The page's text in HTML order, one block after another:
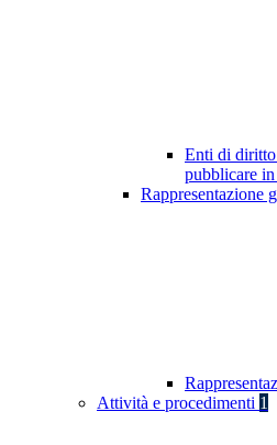
Enti di
pubblicare
Rappresentazione
Attività e procedimenti 1